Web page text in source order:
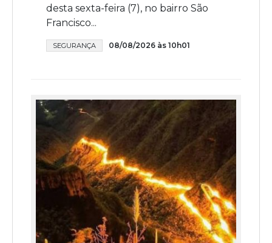
desta sexta-feira (7), no bairro São
Francisco...
SEGURANÇA 08/08/2026 às 10h01